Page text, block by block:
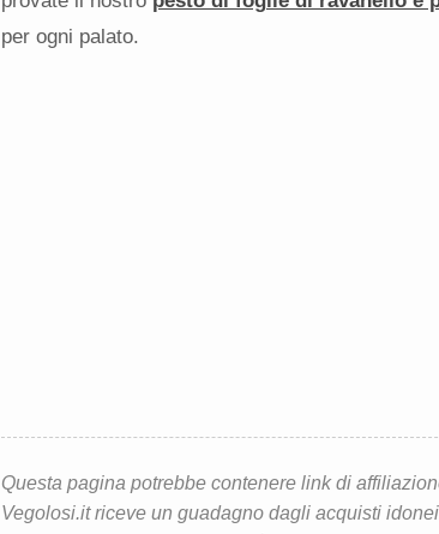
per ogni palato.
Questa pagina potrebbe contenere link di
Vegolosi.it riceve un guadagno dagli acquisti